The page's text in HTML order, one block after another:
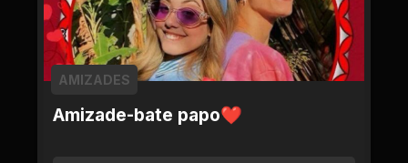
Amizade-bate papo❤
AMIZADES